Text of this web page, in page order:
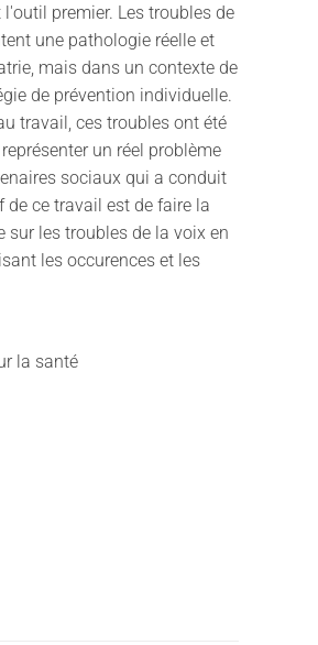
premier. Les troubles de
une pathologie réelle et
mais dans un contexte de
de prévention individuelle.
travail, ces troubles ont été
un réel problème
sociaux qui a conduit
ce travail est de faire la
sur les troubles de la voix en
les occurences et les
la santé